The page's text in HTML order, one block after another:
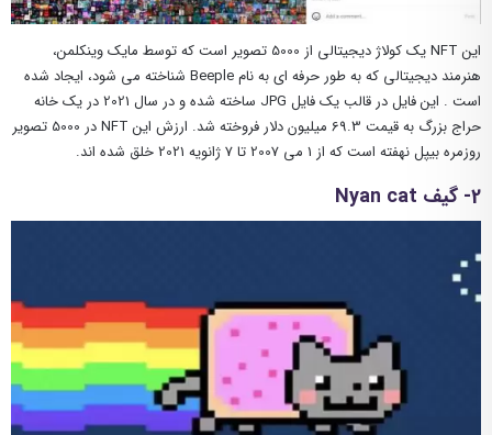
این NFT یک کولاژ دیجیتالی از 5000 تصویر است که توسط مایک وینکلمن،
هنرمند دیجیتالی که به طور حرفه ای به نام Beeple شناخته می شود، ایجاد شده
است . این فایل در قالب یک فایل JPG ساخته شده و در سال 2021 در یک خانه
حراج بزرگ به قیمت 69.3 میلیون دلار فروخته شد. ارزش این NFT در 5000 تصویر
روزمره بیپل نهفته است که از 1 می 2007 تا 7 ژانویه 2021 خلق شده اند.
2- گیف Nyan cat